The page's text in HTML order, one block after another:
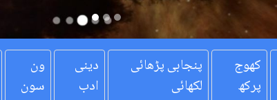
ون
سون
دینی
ادب
پنجابی پڑھائی
لکھائی
کھوج
پرکھ